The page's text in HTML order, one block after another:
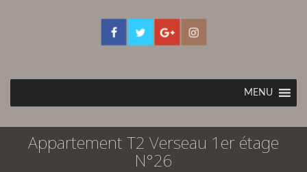
MENU
Appartement T2 Verseau 1er étage
N°26